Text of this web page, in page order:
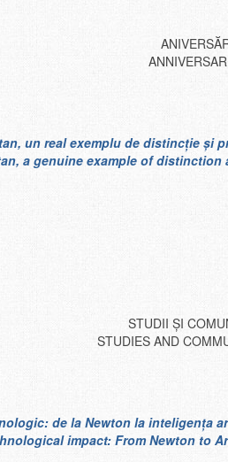
un real exemplu de distincţie şi
a genuine example of
STUDII ȘI
STUDIES AND
de la Newton la inteligența
impact: From Newton to